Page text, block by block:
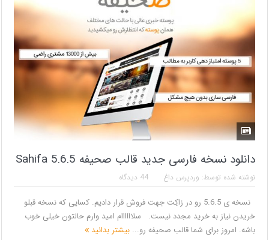
دانلود نسخه فارسی جدید قالب صحیفه 5.6.5 Sahifa
نوشته شده توسط: وردپرس داغ 44 دیدگاه
نسخه ی 5.6.5 رو در زاکِت جهت فروش قرار دادیم. کسایی که نسخه قبلو
خریدن نیاز به خرید مجدد نیست. سلاااااام امید وارم حالتون خیلی خوب
باشه. امروز برای شما قالب صحیفه رو... بیشتر بدانید